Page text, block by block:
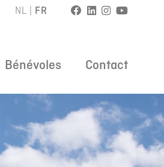
NL FR
Bénévoles Contact